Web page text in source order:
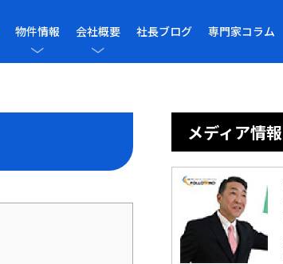
物件情報 会社概要 社長ブログ 専門家コラム
メディア情報